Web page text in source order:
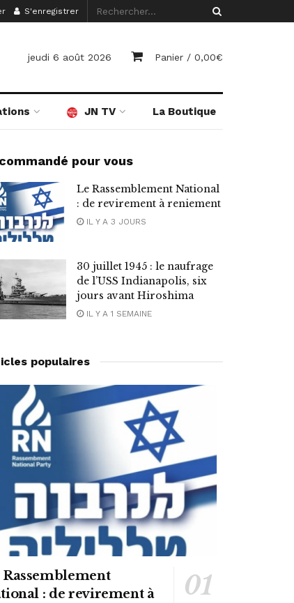
S'enregistrer
jeudi 6 août 2026 Panier / 0,00€
JN TV La Boutique
pour vous
Le Rassemblement National
: de revirement à reniement
IL Y A 3 JOURS
30 juillet 1945 : le naufrage
de l’USS Indianapolis, six
jours avant Hiroshima
IL Y A 1 SEMAINE
populaires
Rassemblement
: de revirement à